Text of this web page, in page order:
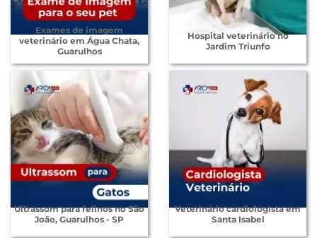
Exames de imagem
veterinário em Água Chata,
Guarulhos
Hospital veterinário no
Jardim Triunfo
Ultrassom para felinos no São
João, Guarulhos - SP
Veterinário cardiologista em
Santa Isabel